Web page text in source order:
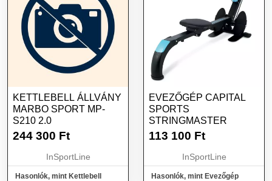
KETTLEBELL ÁLLVÁNY
MARBO SPORT MP-
S210 2.0
244 300 Ft
InSportLine
Hasonlók, mint Kettlebell
EVEZŐGÉP CAPITAL
SPORTS
STRINGMASTER
113 100 Ft
InSportLine
Hasonlók, mint Evezőgép